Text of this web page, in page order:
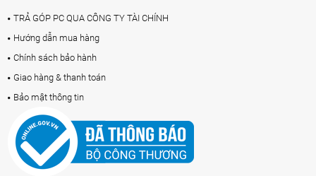
TRẢ GÓP PC QUA CÔNG TY TÀI CHÍNH
Hướng dẫn mua hàng
Chính sách bảo hành
Giao hàng & thanh toán
Bảo mật thông tin